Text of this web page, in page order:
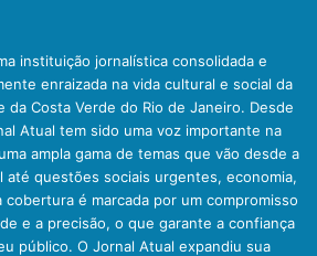
instituição jornalística consolidada e
enraizada na vida cultural e social da
da Costa Verde do Rio de Janeiro. Desde
Atual tem sido uma voz importante na
ampla gama de temas que vão desde a
até questões sociais urgentes, economia,
é marcada por um compromisso
e a precisão, o que garante a confiança
público. O Jornal Atual expandiu sua